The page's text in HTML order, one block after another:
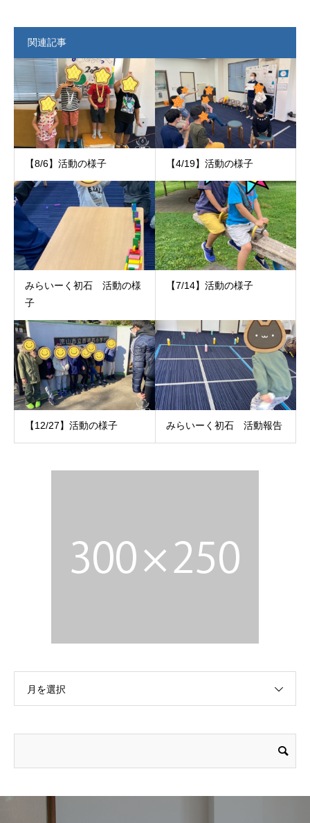
関連記事
【8/6】活動の様子 【4/19】活動の様子
みらいーく初石 活動の様
子
【7/14】活動の様子
【12/27】活動の様子 みらいーく初石 活動報告
月を選択